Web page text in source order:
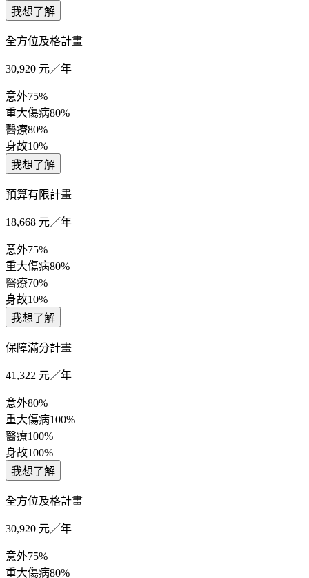
我想了解
全方位及格計畫
30,920 元／年
意外75%
重大傷病80%
醫療80%
身故10%
我想了解
預算有限計畫
18,668 元／年
意外75%
重大傷病80%
醫療70%
身故10%
我想了解
保障滿分計畫
41,322 元／年
意外80%
重大傷病100%
醫療100%
身故100%
我想了解
全方位及格計畫
30,920 元／年
意外75%
重大傷病80%